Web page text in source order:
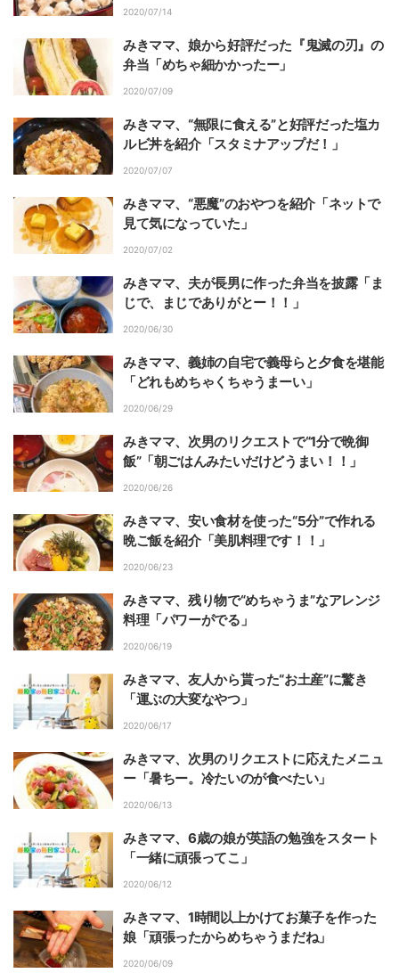
2020/07/14
みきママ、娘から好評だった『鬼滅の刃』の
弁当「めちゃ細かかったー」
2020/07/09
みきママ、“無限に食える”と好評だった塩カ
ルビ丼を紹介「スタミナアップだ！」
2020/07/07
みきママ、“悪魔”のおやつを紹介「ネットで
見て気になっていた」
2020/07/02
みきママ、夫が長男に作った弁当を披露「ま
じで、まじでありがとー！！」
2020/06/30
みきママ、義姉の自宅で義母らと夕食を堪能
「どれもめちゃくちゃうまーい」
2020/06/29
みきママ、次男のリクエストで“1分で晩御
飯”「朝ごはんみたいだけどうまい！！」
2020/06/26
みきママ、安い食材を使った“5分”で作れる
晩ご飯を紹介「美肌料理です！！」
2020/06/23
みきママ、残り物で“めちゃうま”なアレンジ
料理「パワーがでる」
2020/06/19
みきママ、友人から貰った“お土産”に驚き
「運ぶの大変なやつ」
2020/06/17
みきママ、次男のリクエストに応えたメニュ
ー「暑ちー。冷たいのが食べたい」
2020/06/13
みきママ、6歳の娘が英語の勉強をスタート
「一緒に頑張ってこ」
2020/06/12
みきママ、1時間以上かけてお菓子を作った
娘「頑張ったからめちゃうまだね」
2020/06/09